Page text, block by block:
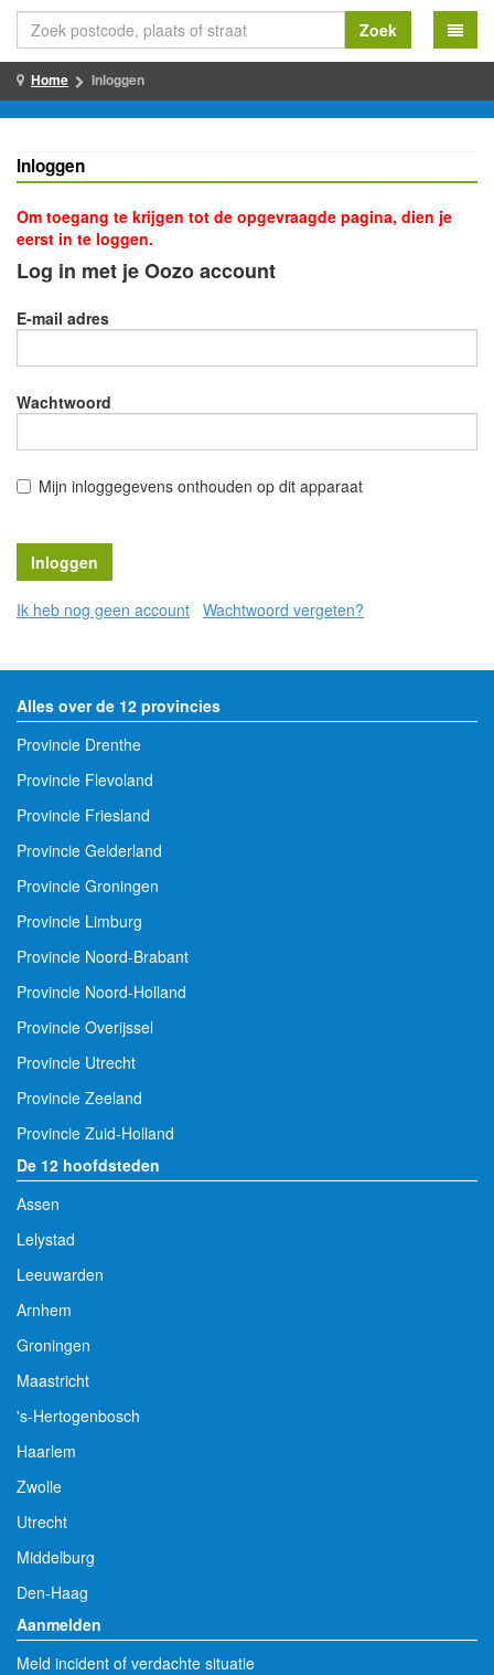
Zoek
Home Inloggen
Inloggen
Om toegang te krijgen tot de opgevraagde pagina, dien je
eerst in te loggen.
Log in met je Oozo account
E-mail adres
Wachtwoord
Mijn inloggegevens onthouden op dit apparaat
Ik heb nog geen account Wachtwoord vergeten?
Alles over de 12 provincies
Provincie Drenthe
Provincie Flevoland
Provincie Friesland
Provincie Gelderland
Provincie Groningen
Provincie Limburg
Provincie Noord-Brabant
Provincie Noord-Holland
Provincie Overijssel
Provincie Utrecht
Provincie Zeeland
Provincie Zuid-Holland
De 12 hoofdsteden
Assen
Lelystad
Leeuwarden
Arnhem
Groningen
Maastricht
's-Hertogenbosch
Haarlem
Zwolle
Utrecht
Middelburg
Den-Haag
Aanmelden
Meld incident of verdachte situatie